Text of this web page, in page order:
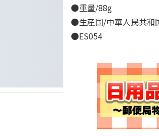
●重量/88g
●生産国/中華人民共和
●ES054